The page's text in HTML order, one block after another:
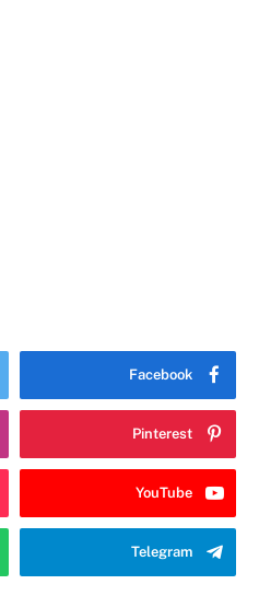
Facebook
Pinterest
YouTube
Telegram